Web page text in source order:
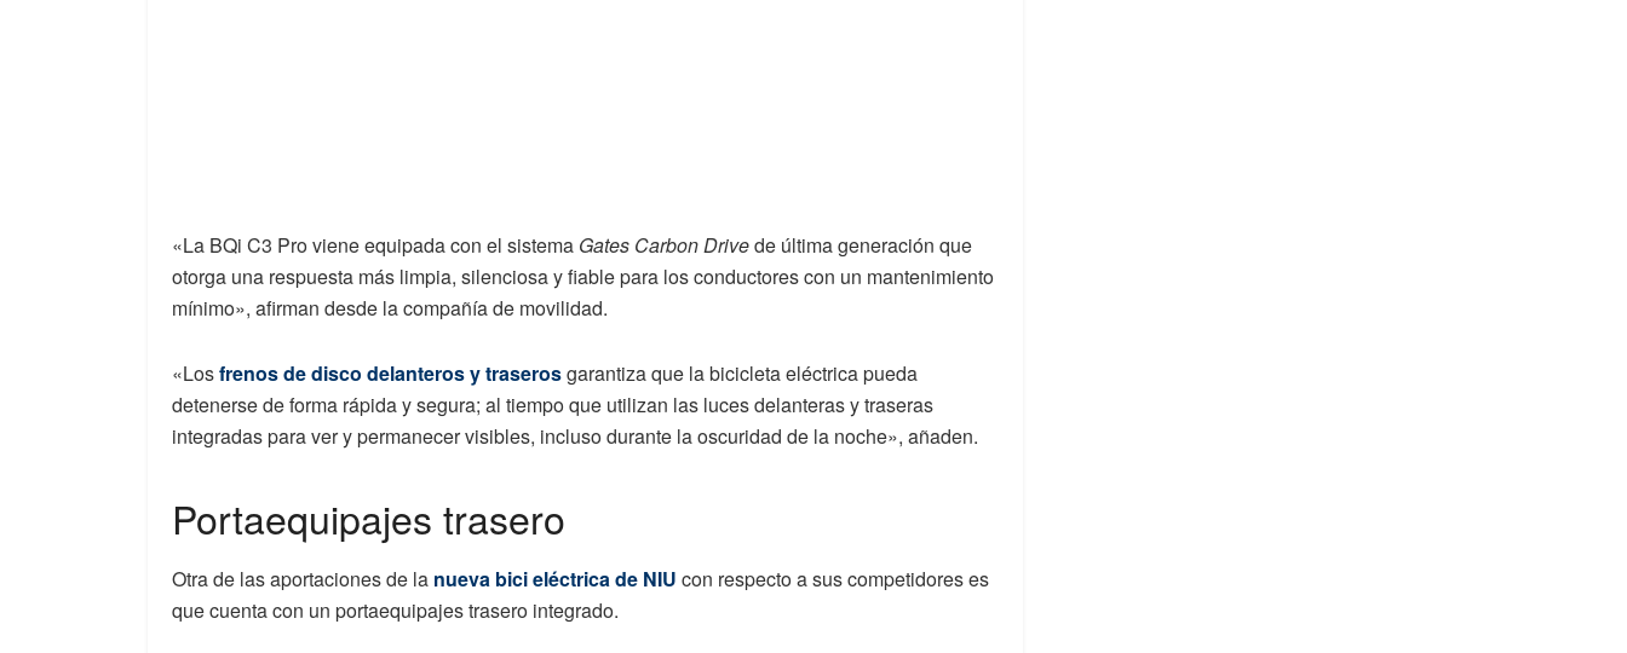
«La BQi C3 Pro viene equipada con el sistema Gates Carbon Drivede última generación que
otorga una respuesta más limpia, silenciosa y fiable para los conductores con un mantenimiento
mínimo», afirman desde la compañía de movilidad.
«Losfrenos de disco delanteros y traserosgarantiza que la bicicleta eléctrica pueda
detenerse de forma rápida y segura; al tiempo que utilizan las luces delanteras y traseras
integradas para ver y permanecer visibles, incluso durante la oscuridad de la noche», añaden.
Portaequipajes trasero
Otra de las aportaciones de la nueva bici eléctrica de NIU con respecto a sus competidores es
que cuenta con un portaequipajes trasero integrado.